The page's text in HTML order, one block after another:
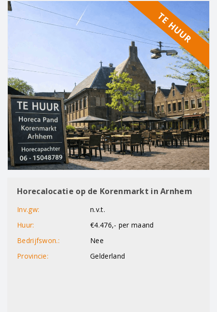
TE HUUR
Horecalocatie op de Korenmarkt in Arnhem
Inv.gw:
n.v.t.
Huur:
€4.476,- per maand
Bedrijfswon.:
Nee
Provincie:
Gelderland